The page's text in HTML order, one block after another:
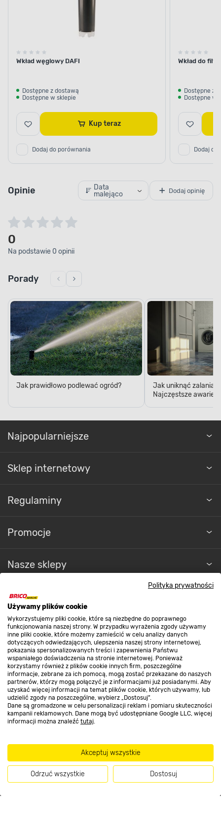
Polityka prywatności
Używamy plików cookie
Wykorzystujemy pliki cookie, które są niezbędne do poprawnego
funkcjonowania naszej strony. W przypadku wyrażenia zgody używamy
inne pliki cookie, które możemy zamieścić w celu analizy danych
dotyczących odwiedzających, ulepszenia naszej strony internetowej,
pokazania spersonalizowanych treści i zapewnienia Państwu
wspaniałego doświadczenia na stronie internetowej. Ponieważ
korzystamy również z plików cookie innych firm, poszczególne
informacje, zebrane za ich pomocą, mogą zostać przekazane do naszych
partnerów, którzy mogą połączyć je z informacjami już posiadanymi. Aby
uzyskać więcej informacji na temat plików cookie, których używamy, lub
udzielić zgody na poszczególne, wybierz „Dostosuj”.
Dane są gromadzone w celu personalizacji reklam i pomiaru skuteczności
kampanii reklamowych. Dane mogą być udostępniane Google LLC, więcej
informacji można znaleźć tutaj.
Akceptuj wszystkie
Odrzuć wszystkie Dostosuj
Wkład węglowy DAFI
Dostępne z dostawą
Dostępne w sklepie
Kup teraz
Dodaj do porównania
Wkład do
Dostępne z
Dostępne w
Dodaj do
Opinie
Data
malejąco
Dodaj opinię
0
Na podstawie 0 opinii
Porady
Jak prawidłowo podlewać ogród?
Jak uniknąć zalania
Najczęstsze awarie
Najpopularniejsze
Sklep internetowy
Regulaminy
Promocje
Nasze sklepy
O nas
Kontakt do sklepu
Strefa biznesu
Dołącz do nas